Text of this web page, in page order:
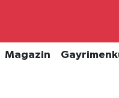
Magazin